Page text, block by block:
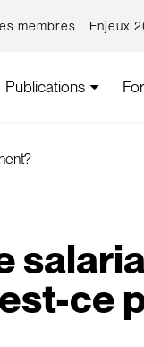
membres Enjeux
Publications
ce